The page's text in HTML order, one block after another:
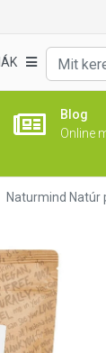
Blog
Online
Naturmind Natúr